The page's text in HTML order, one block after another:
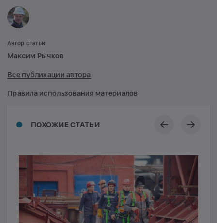
ПОХОЖИЕ СТАТЬИ
Автор статьи:
Максим Рычков
Все публикации автора
Правила использования материалов